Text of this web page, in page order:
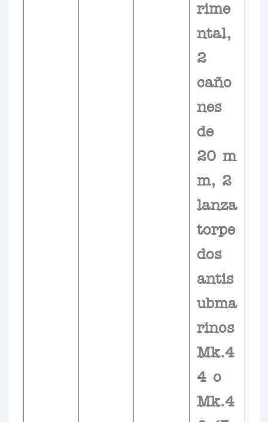
rime
ntal,
2
caño
nes
de
20 m
m, 2
lanza
torpe
dos
antis
ubma
rinos
Mk.4
4 o
Mk.4